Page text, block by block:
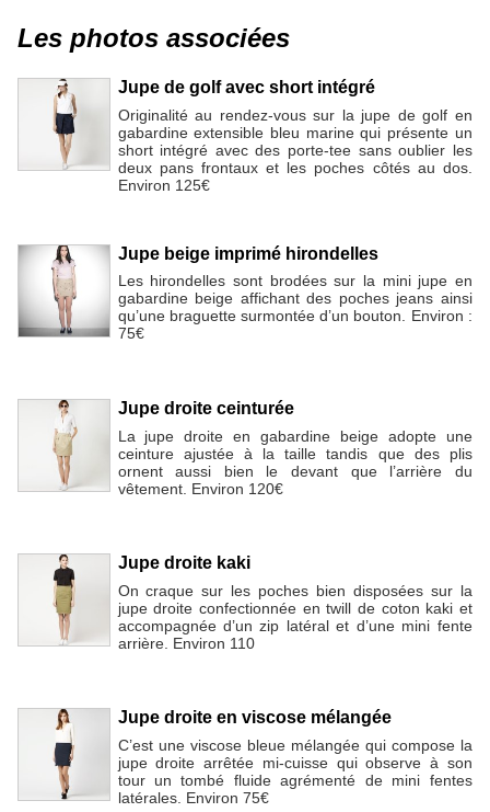
Les photos associées
Jupe de golf avec short intégré
Originalité au rendez-vous sur la jupe de golf en
gabardine extensible bleu marine qui présente un
short intégré avec des porte-tee sans oublier les
deux pans frontaux et les poches côtés au dos.
Environ 125€
Jupe beige imprimé hirondelles
Les hirondelles sont brodées sur la mini jupe en
gabardine beige affichant des poches jeans ainsi
qu’une braguette surmontée d’un bouton. Environ :
75€
Jupe droite ceinturée
La jupe droite en gabardine beige adopte une
ceinture ajustée à la taille tandis que des plis
ornent aussi bien le devant que l’arrière du
vêtement. Environ 120€
Jupe droite kaki
On craque sur les poches bien disposées sur la
jupe droite confectionnée en twill de coton kaki et
accompagnée d’un zip latéral et d’une mini fente
arrière. Environ 110
Jupe droite en viscose mélangée
C’est une viscose bleue mélangée qui compose la
jupe droite arrêtée mi-cuisse qui observe à son
tour un tombé fluide agrémenté de mini fentes
latérales. Environ 75€